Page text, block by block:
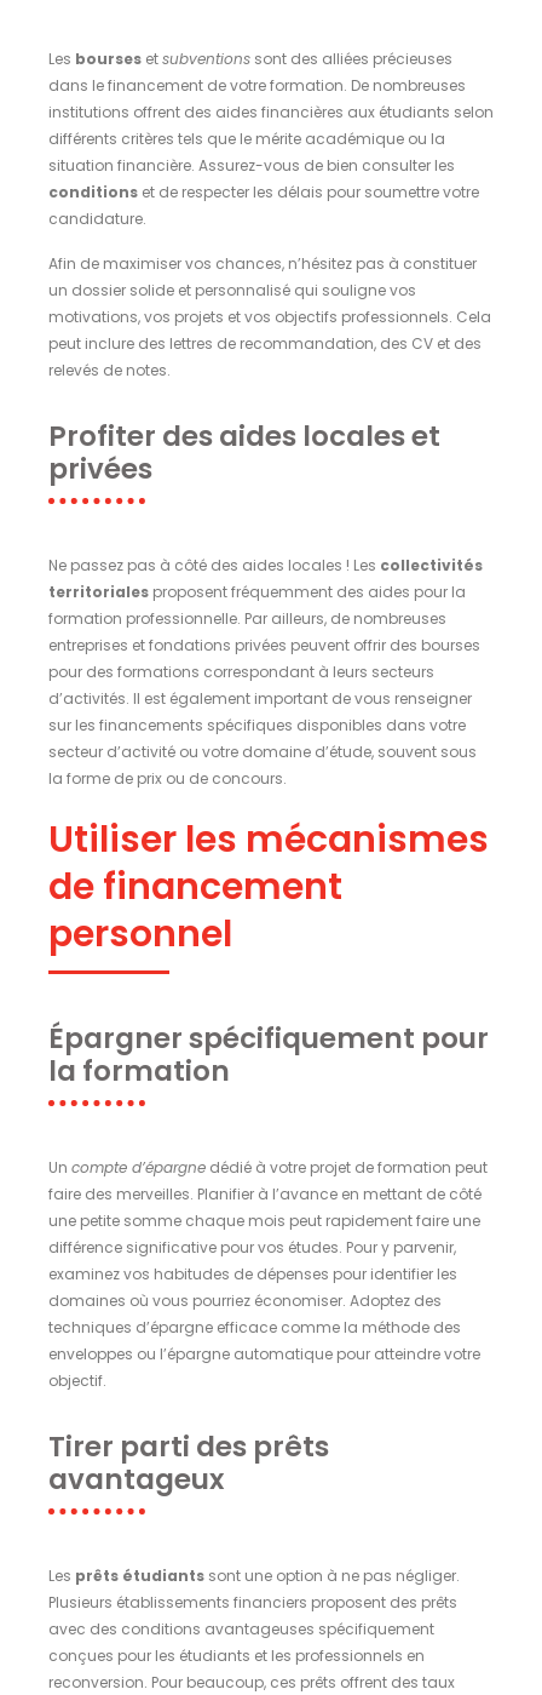
Les bourses etsubventions sont des alliées précieuses
dans le financement de votre formation. De nombreuses
institutions offrent des aides financières aux étudiants selon
différents critères tels que le mérite académique ou la
situation financière. Assurez-vous de bien consulter les
conditions et de respecter les délais pour soumettre votre
candidature.
Afin de maximiser vos chances, n’hésitez pas à constituer
un dossier solide et personnalisé qui souligne vos
motivations, vos projets et vos objectifs professionnels. Cela
peut inclure des lettres de recommandation, des CV et des
relevés de notes.
Profiter des aides locales et
privées
Ne passez pas à côté des aides locales ! Les collectivités
territoriales proposent fréquemment des aides pour la
formation professionnelle. Par ailleurs, de nombreuses
entreprises et fondations privées peuvent offrir des bourses
pour des formations correspondant à leurs secteurs
d’activités. Il est également important de vous renseigner
sur les financements spécifiques disponibles dans votre
secteur d’activité ou votre domaine d’étude, souvent sous
la forme de prix ou de concours.
Utiliser les mécanismes
de financement
personnel
Épargner spécifiquement pour
la formation
Un compte d’épargne dédié à votre projet de formation peut
faire des merveilles. Planifier à l’avance en mettant de côté
une petite somme chaque mois peut rapidement faire une
différence significative pour vos études. Pour y parvenir,
examinez vos habitudes de dépenses pour identifier les
domaines où vous pourriez économiser. Adoptez des
techniques d’épargne efficace comme la méthode des
enveloppes ou l’épargne automatique pour atteindre votre
objectif.
Tirer parti des prêts
avantageux
Les prêts étudiants sont une option à ne pas négliger.
Plusieurs établissements financiers proposent des prêts
avec des conditions avantageuses spécifiquement
conçues pour les étudiants et les professionnels en
reconversion. Pour beaucoup, ces prêts offrent des taux